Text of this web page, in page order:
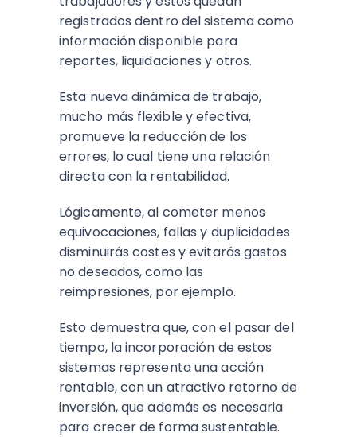
registrados dentro del sistema como
información disponible para
reportes, liquidaciones y otros.
Esta nueva dinámica de trabajo,
mucho más flexible y efectiva,
promueve la reducción de los
errores, lo cual tiene una relación
directa con la rentabilidad.
Lógicamente, al cometer menos
equivocaciones, fallas y duplicidades
disminuirás costes y evitarás gastos
no deseados, como las
reimpresiones, por ejemplo.
Esto demuestra que, con el pasar del
tiempo, la incorporación de estos
sistemas representa una acción
rentable, con un atractivo retorno de
inversión, que además es necesaria
para crecer de forma sustentable.